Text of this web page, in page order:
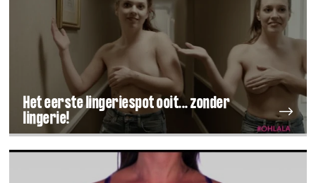
Het eerste lingeriespot ooit... zonder
lingerie!